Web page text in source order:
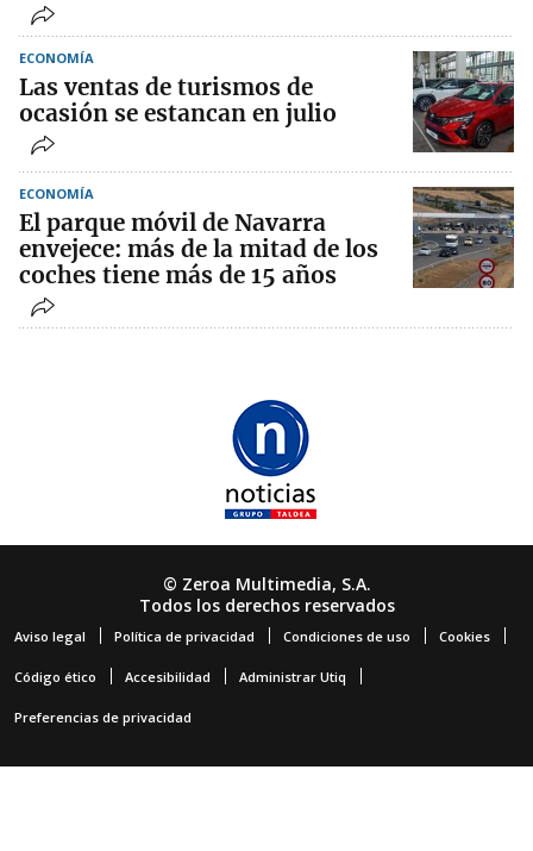
ECONOMÍA
Las ventas de turismos de
ocasión se estancan en julio
ECONOMÍA
El parque móvil de Navarra
envejece: más de la mitad de los
coches tiene más de 15 años
© Zeroa Multimedia, S.A.
Todos los derechos reservados
Aviso legal Política de privacidad Condiciones de uso Cookies
Código ético Accesibilidad Administrar Utiq
Preferencias de privacidad